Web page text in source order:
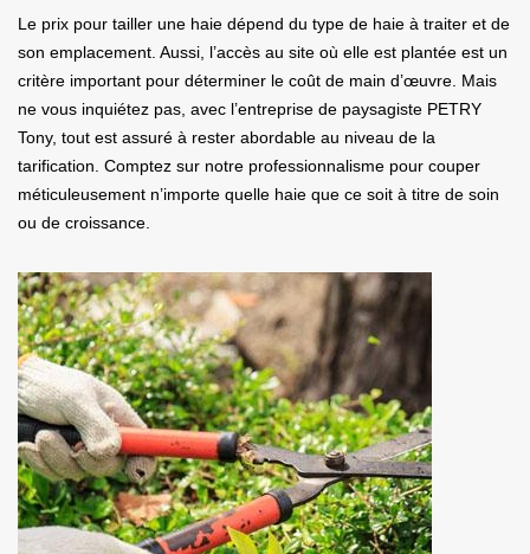
Le prix pour tailler une haie dépend du type de haie à traiter et de
son emplacement. Aussi, l’accès au site où elle est plantée est un
critère important pour déterminer le coût de main d’œuvre. Mais
ne vous inquiétez pas, avec l’entreprise de paysagiste PETRY
Tony, tout est assuré à rester abordable au niveau de la
tarification. Comptez sur notre professionnalisme pour couper
méticuleusement n’importe quelle haie que ce soit à titre de soin
ou de croissance.